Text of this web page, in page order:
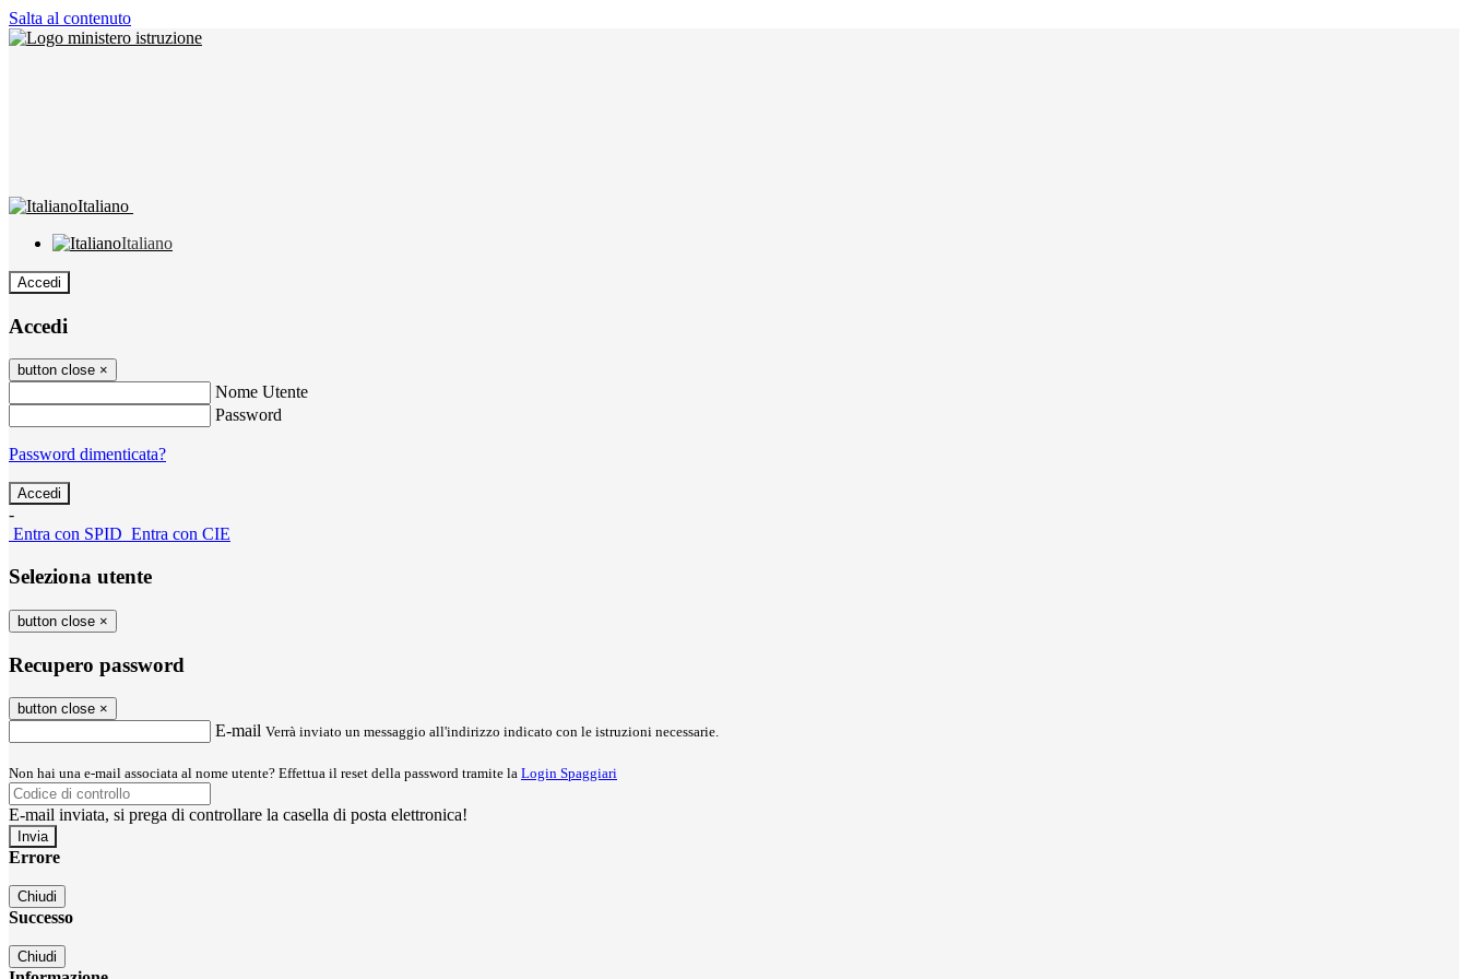
Salta al contenuto
Italiano
Italiano
Accedi
Accedi
button close ×
Nome Utente
Password
Password dimenticata?
-
Entra con SPID Entra con CIE
Seleziona utente
button close ×
Recupero password
button close ×
E-mail Verrà inviato un messaggio all'indirizzo indicato con le istruzioni necessarie.
Non hai una e-mail associata al nome utente? Effettua il reset della password tramite la Login Spaggiari
E-mail inviata, si prega di controllare la casella di posta elettronica!
Errore
Chiudi
Successo
Chiudi